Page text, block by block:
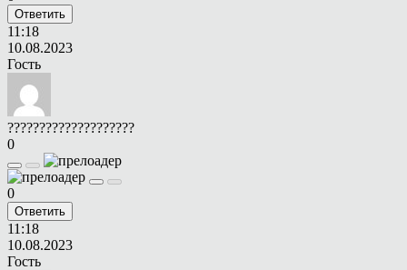
Ответить
11:18
10.08.2023
Гость
????????????????????
0
0
Ответить
11:18
10.08.2023
Гость